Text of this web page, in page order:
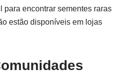
para encontrar sementes raras
estão disponíveis em lojas